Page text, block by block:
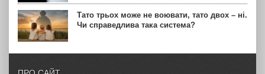
Тато трьох може не воювати, тато двох – ні.
Чи справедлива така система?